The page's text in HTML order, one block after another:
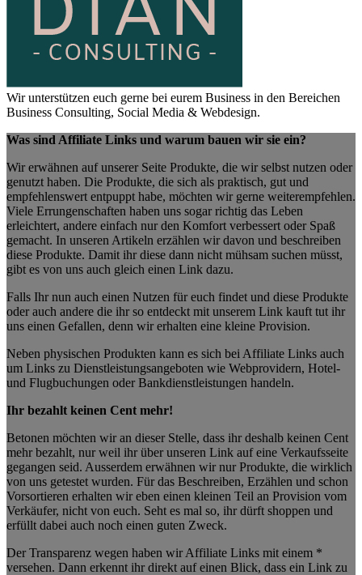
Wir unterstützen euch gerne bei eurem Business in den Bereichen
Business Consulting, Social Media & Webdesign.
Was sind Affiliate Links und warum bauen wir sie ein?
Wir erwähnen auf unserer Seite Produkte, die wir selbst nutzen oder
genutzt haben. Die Produkte, die sich als praktisch, gut und
empfehlenswert entpuppt habe, möchten wir gerne weiterempfehlen.
Viele Errungenschaften haben uns sogar richtig das Leben
erleichtert, andere einfach nur den Komfort verbessert oder Spaß
gemacht. In unseren Artikeln erzählen wir davon und beschreiben
diese Produkte. Damit ihr diese dann nicht mühsam suchen müsst,
gibt es von uns auch gleich einen Link dazu.
Falls Ihr nun auch einen Nutzen für euch findet und diese Produkte
oder auch andere die ihr so entdeckt mit unserem Link kauft tut ihr
uns einen Gefallen, denn wir erhalten eine kleine Provision.
Neben physischen Produkten kann es sich bei Affiliate Links auch
um Links zu Dienstleistungsangeboten wie Webprovidern, Hotel-
und Flugbuchungen oder Bankdienstleistungen handeln.
Ihr bezahlt keinen Cent mehr!
Betonen möchten wir an dieser Stelle, dass ihr deshalb keinen Cent
mehr bezahlt, nur weil ihr über unseren Link auf eine Verkaufsseite
gegangen seid. Ausserdem erwähnen wir nur Produkte, die wirklich
von uns getestet wurden. Für das Beschreiben, Erzählen und schon
Vorsortieren erhalten wir eben einen kleinen Teil an Provision vom
Verkäufer, nicht von euch. Seht es mal so, ihr dürft shoppen und
erfüllt dabei auch noch einen guten Zweck.
Der Transparenz wegen haben wir Affiliate Links mit einem *
versehen. Dann erkennt ihr direkt auf einen Blick, dass ein Link zu